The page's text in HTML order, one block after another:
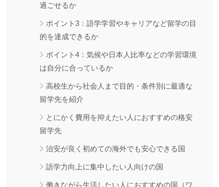
過ごせるか
ポイント3：語学学習やキャリアなど留学の目
的を達成できるか
ポイント4：気候や日本人比率などの学習環境
は自分に合っているか
高校生から社会人まで目的・条件別に最適な
留学先を紹介
とにかく費用を抑えたい人におすすめの格安
留学先
治安が良く初めての海外でも安心できる国
語学力向上に集中したい人向けの国
働きながら生活したい人におすすめの国（ワ